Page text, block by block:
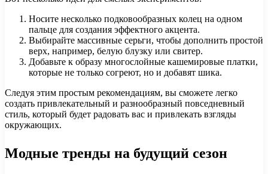
Носите несколько подковообразных колец на одном
пальце для создания эффектного акцента.
Выбирайте массивные серьги, чтобы дополнить простой
верх, например, белую блузку или свитер.
Добавьте к образу многослойные кашемировые платки,
которые не только согреют, но и добавят шика.
Следуя этим простым рекомендациям, вы сможете легко
создать привлекательный и разнообразный повседневный
стиль, который будет радовать вас и привлекать взгляды
окружающих.
Модные тренды на будущий сезон